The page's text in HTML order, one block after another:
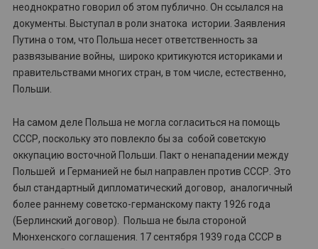
неоднократно говорил об этом публично. Он ссылался на
документы. Выступал в роли знатока истории. Заявления
Путина о том, что Польша несет ответственность за
развязывание войны, широко критикуются историками и
правительствами многих стран, в том числе, естественно,
Польши.
На самом деле Польша не могла согласиться на помощь
СССР, поскольку это повлекло бы за собой советскую
оккупацию восточной Польши. Пакт о ненападении между
Польшей и Германией не был направлен против СССР. Это
был стандартный дипломатический договор, аналогичный
более раннему советско-германскому пакту 1926 года
(Берлинский договор). Польша не была стороной
Мюнхенского соглашения. 17 сентября 1939 года СССР в